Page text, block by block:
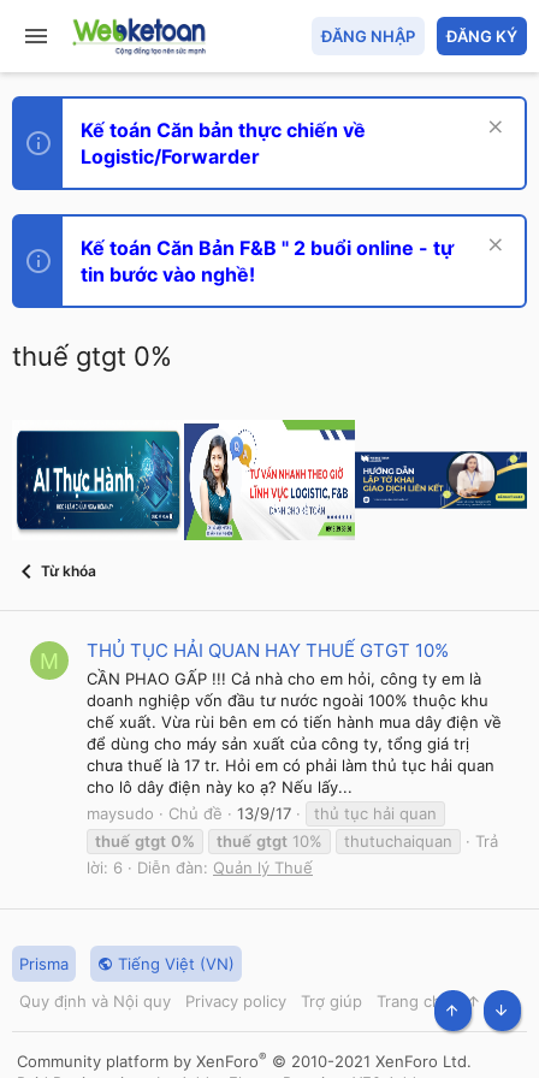
ĐĂNG NHẬP ĐĂNG KÝ
Kế toán Căn bản thực chiến về
Logistic/Forwarder
Kế toán Căn Bản F&B " 2 buổi online - tự
tin bước vào nghề!
thuế gtgt 0%
Từ khóa
M THỦ TỤC HẢI QUAN HAY THUẾ GTGT 10%
CẦN PHAO GẤP !!! Cả nhà cho em hỏi, công ty em là
doanh nghiệp vốn đầu tư nước ngoài 100% thuộc khu
chế xuất. Vừa rùi bên em có tiến hành mua dây điện về
để dùng cho máy sản xuất của công ty, tổng giá trị
chưa thuế là 17 tr. Hỏi em có phải làm thủ tục hải quan
cho lô dây điện này ko ạ? Nếu lấy...
maysudo
Chủ đề 13/9/17
thủ tục hải quan
thuế gtgt 0% thuế gtgt 10% thutuchaiquan
Trả
lời: 6
Diễn đàn: Quản lý Thuế
Prisma
Tiếng Việt (VN)
Quy định và Nội quy
Privacy policy Trợ giúp Trang chủ
R
S
Community platform by XenForo® © 2010-2021 XenForo Ltd.
TOP